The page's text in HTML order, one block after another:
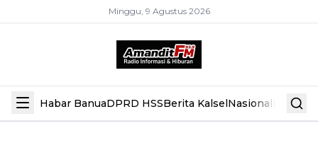
Minggu, 9 Agustus 2026
Habar BanuaDPRD HSSBerita KalselNasional Hiburan